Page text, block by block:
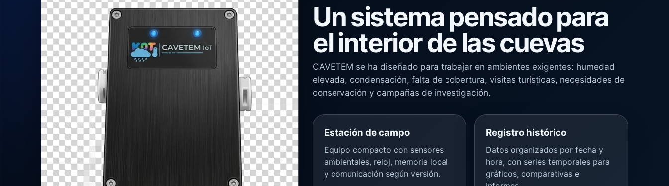
Un sistema pensado para
el interior de las cuevas
CAVETEM se ha diseñado para trabajar en ambientes exigentes: humedad
elevada, condensación, falta de cobertura, visitas turísticas, necesidades de
conservación y campañas de investigación.
Estación de campo
Equipo compacto con sensores
ambientales, reloj, memoria local
y comunicación según versión.
Registro histórico
Datos organizados por fecha y
hora, con series temporales para
gráficos, comparativas e